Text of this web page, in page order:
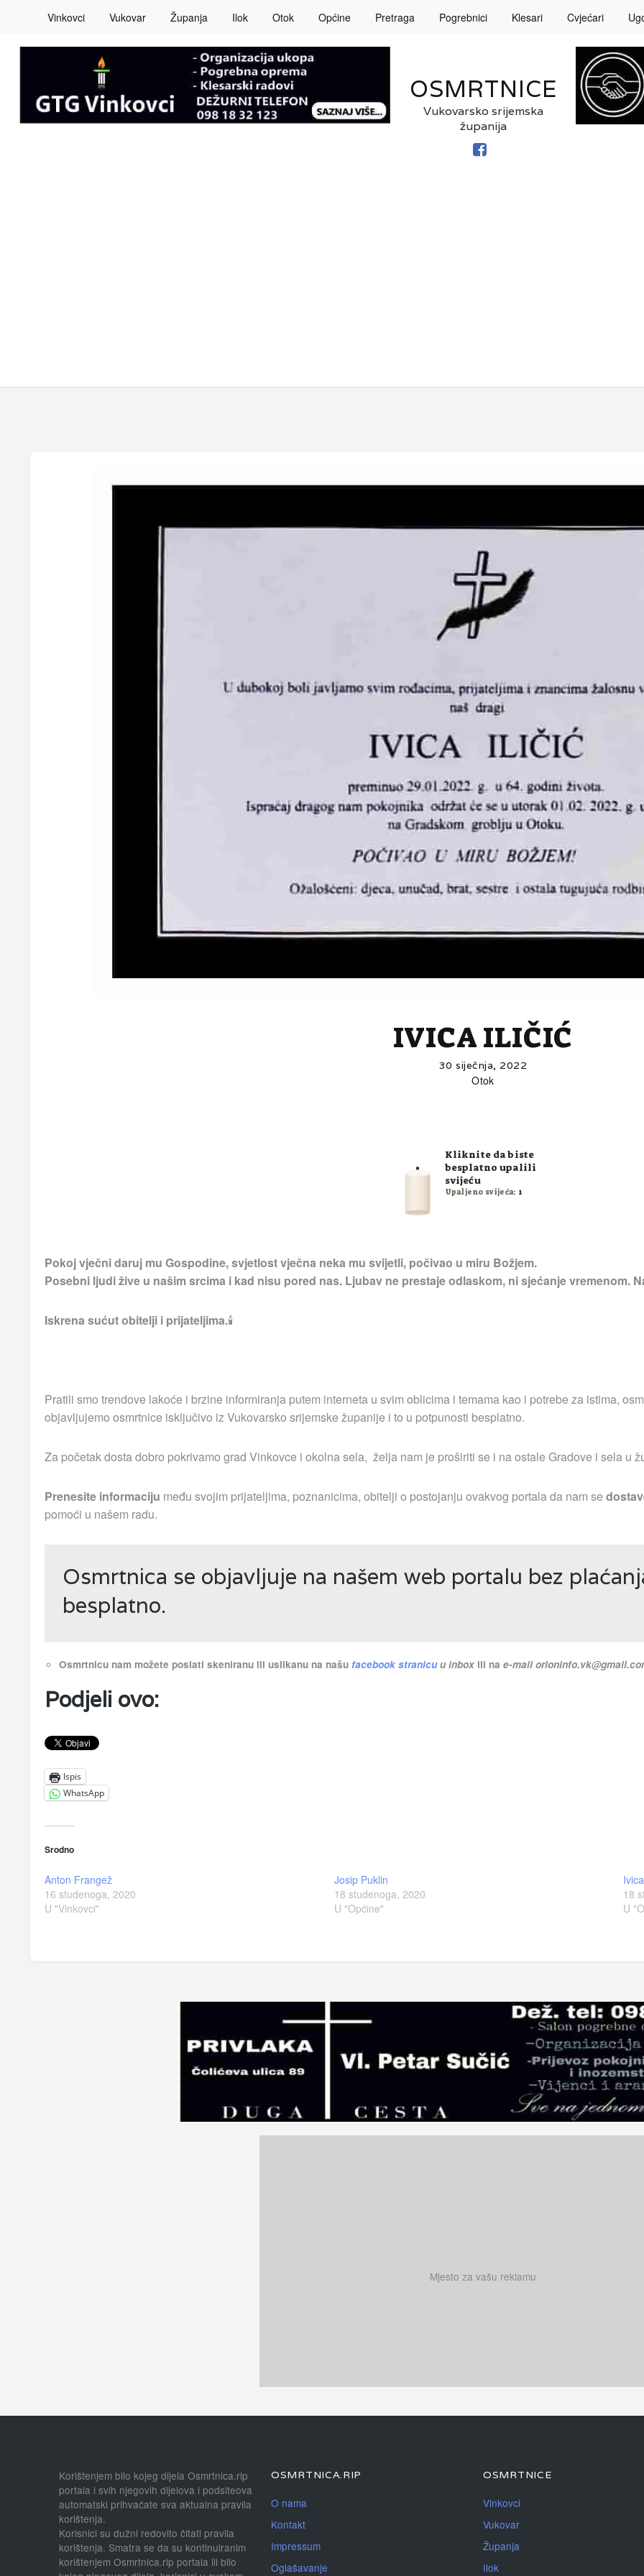
Vinkovci Vukovar Županja Ilok Otok Općine Pretraga Pogrebnici Klesari Cvjećari
OSMRTNICE
Vukovarsko srijemska
županija
IVICA ILIČIĆ
30 siječnja, 2022
Otok
Kliknite da biste
besplatno upalili
svijeću
Upaljeno svijeća: 1
Pokoj vječni daruj mu Gospodine, svjetlost vječna neka mu svijetli, počivao u miru Božjem.
Posebni ljudi žive u našim srcima i kad nisu pored nas. Ljubav ne prestaje odlaskom, ni sjećanje vremenom.
Iskrena sućut obitelji i prijateljima.🕯
Pratili smo trendove lakoće i brzine informiranja putem interneta u svim oblicima i temama kao i potrebe za istima,
objavljujemo osmrtnice isključivo iz Vukovarsko srijemske županije i to u potpunosti besplatno.
Za početak dosta dobro pokrivamo grad Vinkovce i okolna sela, želja nam je proširiti se i na ostale Gradove i sela u
Prenesite informaciju među svojim prijateljima, poznanicima, obitelji o postojanju ovakvog portala da nam se
pomoći u našem radu.
Osmrtnica se objavljuje na našem web portalu bez
besplatno.
Osmrtnicu nam možete poslati skeniranu ili uslikanu na našufacebook stranicuu inbox ili nae-mail
Podjeli ovo:
Ispis
WhatsApp
Srodno
Anton Frangež
16 studenoga, 2020
U "Vinkovci"
Josip Puklin
18 studenoga, 2020
U "Općine"
18
U
Mjesto za vašu reklamu
Korištenjem bilo kojeg dijela Osmrtnica.rip
portala i svih njegovih dijelova i podsiteova
automatski prihvaćate sva aktualna pravila
korištenja.
Korisnici su dužni redovito čitati pravila
korištenja. Smatra se da su kontinuiranim
korištenjem Osmrtnica.rip portala ili bilo
OSMRTNICA.RIP
O nama
Kontakt
Impressum
Oglašavanje
OSMRTNICE
Vinkovci
Vukovar
Županja
Ilok